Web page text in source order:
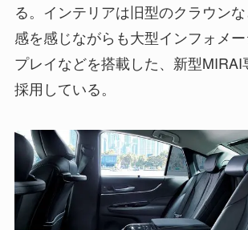
る。インテリアは旧型のクラウン
感を感じながらも大型インフォメ
プレイなどを搭載した、新型MIRAI
採用している。